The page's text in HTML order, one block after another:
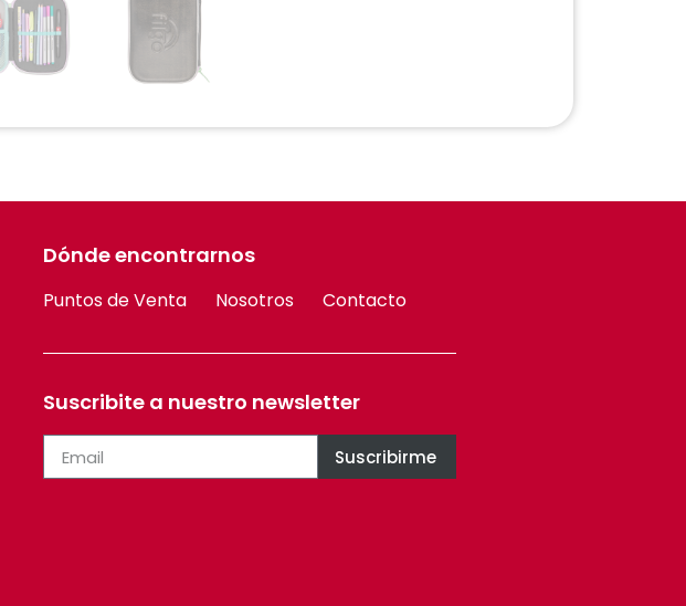
Dónde encontrarnos
Puntos de Venta Nosotros Contacto
Suscribite a nuestro newsletter
Suscribirme